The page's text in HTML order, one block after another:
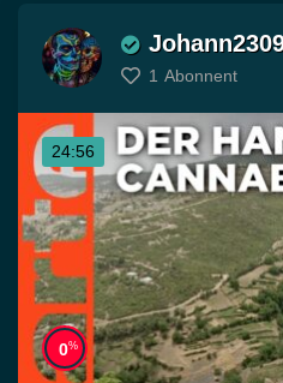
1 Abonnent
24:56
0%